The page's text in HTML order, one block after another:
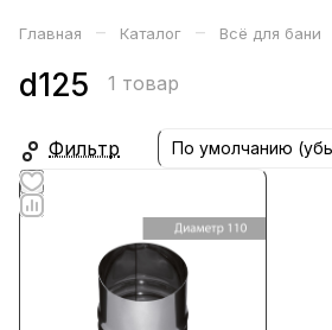
Главная – Каталог – Всё для бани
d125 1 товар
Фильтр По умолчанию